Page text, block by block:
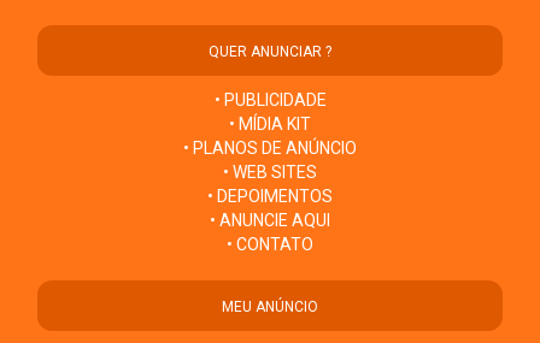
QUER ANUNCIAR ?
• PUBLICIDADE
• MÍDIA KIT
• PLANOS DE ANÚNCIO
• WEB SITES
• DEPOIMENTOS
• ANUNCIE AQUI
• CONTATO
MEU ANÚNCIO